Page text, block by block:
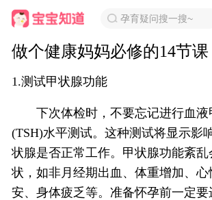
孕育疑问搜一搜~
做个健康妈妈必修的14节课
1.测试甲状腺功能
下次体检时，不要忘记进行血液
(TSH)水平测试。这种测试将显示影
状腺是否正常工作。甲状腺功能紊乱
状，如非月经期出血、体重增加、
安、身体疲乏等。准备怀孕前一定要